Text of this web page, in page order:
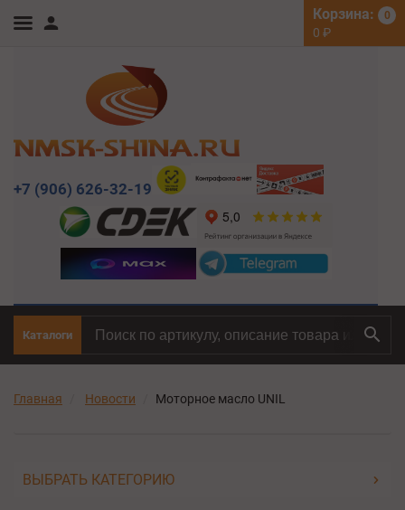
Корзина: 0
0 ₽
+7 (906) 626-32-19
Каталоги
Главная Новости Моторное масло UNIL
ВЫБРАТЬ КАТЕГОРИЮ